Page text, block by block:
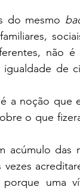
do mesmo
não
de
a noção que
o que
das
uma